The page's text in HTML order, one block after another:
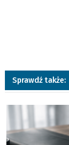
Sprawdź także:
a